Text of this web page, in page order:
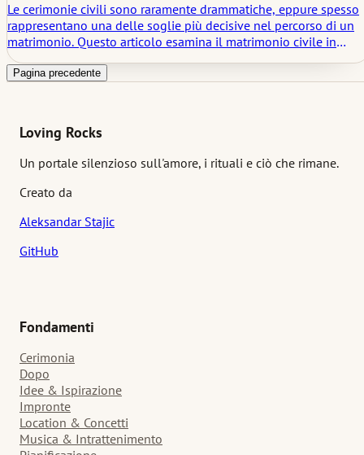
Le cerimonie civili sono raramente drammatiche, eppure spesso
rappresentano una delle soglie più decisive nel percorso di un
matrimonio. Questo articolo esamina il matrimonio civile in
diversi paesi attraverso i requisiti legali, i processi osservati, le
fasce di costo e l'atmosfera più pacata che spesso circonda il
Pagina precedente
Loving Rocks
Un portale silenzioso sull'amore, i rituali e ciò che rimane.
Creato da
Aleksandar Stajic
GitHub
Fondamenti
Cerimonia
Dopo
Idee & Ispirazione
Impronte
Location & Concetti
Musica & Intrattenimento